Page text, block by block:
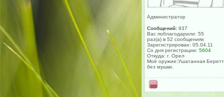
Администратор
Сообщений: 937
Вас поблагодарили: 55
раз(а) в 52 сообщениях
Зарегистрирован: 05.04.11
Со дня регистрации: 5604
Откуда: г. Орел
Моё оружие:Ушатанная
без мушки.